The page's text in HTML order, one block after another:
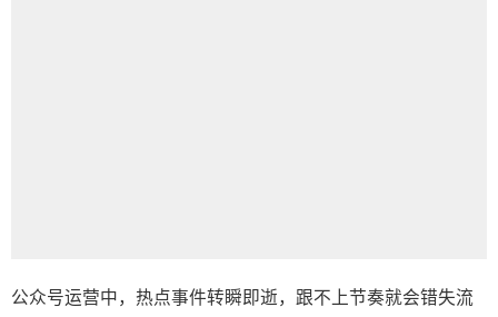
公众号运营中，热点事件转瞬即逝，跟不上节奏就会错失流